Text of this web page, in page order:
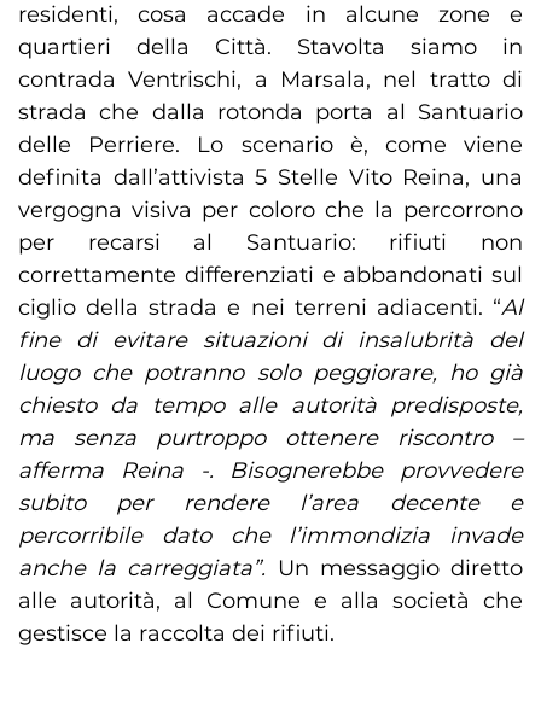
residenti, cosa accade in alcune zone e
quartieri della Città. Stavolta siamo in
contrada Ventrischi, a Marsala, nel tratto di
strada che dalla rotonda porta al Santuario
delle Perriere. Lo scenario è, come viene
definita dall’attivista 5 Stelle Vito Reina, una
vergogna visiva per coloro che la percorrono
per recarsi al Santuario: rifiuti non
correttamente differenziati e abbandonati sul
ciglio della strada e nei terreni adiacenti. “Al
fine di evitare situazioni di insalubrità del
luogo che potranno solo peggiorare, ho già
chiesto da tempo alle autorità predisposte,
ma senza purtroppo ottenere riscontro –
afferma Reina -. Bisognerebbe provvedere
subito per rendere l’area decente e
percorribile dato che l’immondizia invade
anche la carreggiata”. Un messaggio diretto
alle autorità, al Comune e alla società che
gestisce la raccolta dei rifiuti.